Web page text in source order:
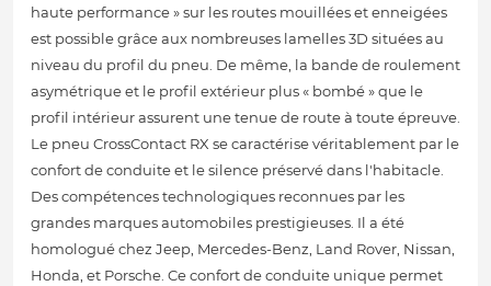
haute performance » sur les routes mouillées et enneigées
est possible grâce aux nombreuses lamelles 3D situées au
niveau du profil du pneu. De même, la bande de roulement
asymétrique et le profil extérieur plus « bombé » que le
profil intérieur assurent une tenue de route à toute épreuve.
Le pneu CrossContact RX se caractérise véritablement par le
confort de conduite et le silence préservé dans l'habitacle.
Des compétences technologiques reconnues par les
grandes marques automobiles prestigieuses. Il a été
homologué chez Jeep, Mercedes-Benz, Land Rover, Nissan,
Honda, et Porsche. Ce confort de conduite unique permet